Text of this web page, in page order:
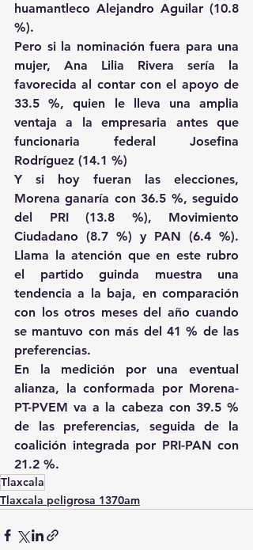
huamantleco Alejandro Aguilar (10.8
%).
Pero si la nominación fuera para una
mujer, Ana Lilia Rivera sería la
favorecida al contar con el apoyo de
33.5 %, quien le lleva una amplia
ventaja a la empresaria antes que
funcionaria federal Josefina
Rodríguez (14.1 %)
Y si hoy fueran las elecciones,
Morena ganaría con 36.5 %, seguido
del PRI (13.8 %), Movimiento
Ciudadano (8.7 %) y PAN (6.4 %).
Llama la atención que en este rubro
el partido guinda muestra una
tendencia a la baja, en comparación
con los otros meses del año cuando
se mantuvo con más del 41 % de las
preferencias.
En la medición por una eventual
alianza, la conformada por Morena-
PT-PVEM va a la cabeza con 39.5 %
de las preferencias, seguida de la
coalición integrada por PRI-PAN con
21.2 %.
Tlaxcala
Tlaxcala peligrosa 1370am